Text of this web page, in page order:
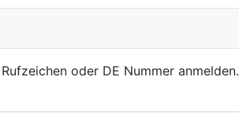
oder DE Nummer anmelden.